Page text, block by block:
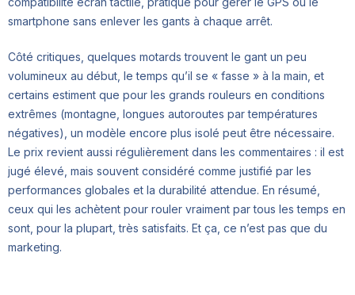
smartphone sans enlever les gants à chaque arrêt.
Côté critiques, quelques motards trouvent le gant un peu
volumineux au début, le temps qu’il se « fasse » à la main, et
certains estiment que pour les grands rouleurs en conditions
extrêmes (montagne, longues autoroutes par températures
négatives), un modèle encore plus isolé peut être nécessaire.
Le prix revient aussi régulièrement dans les commentaires : il est
jugé élevé, mais souvent considéré comme justifié par les
performances globales et la durabilité attendue. En résumé,
ceux qui les achètent pour rouler vraiment par tous les temps en
sont, pour la plupart, très satisfaits. Et ça, ce n’est pas que du
marketing.